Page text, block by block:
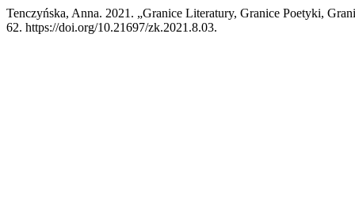
Tenczyńska, Anna. 2021. „Granice Literatury, Granice Poetyki,
62. https://doi.org/10.21697/zk.2021.8.03.